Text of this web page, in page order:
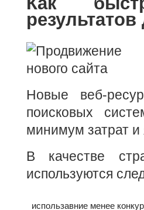
Новые веб-
поисковых
минимум затрат и
В качестве
используются
использавние менее